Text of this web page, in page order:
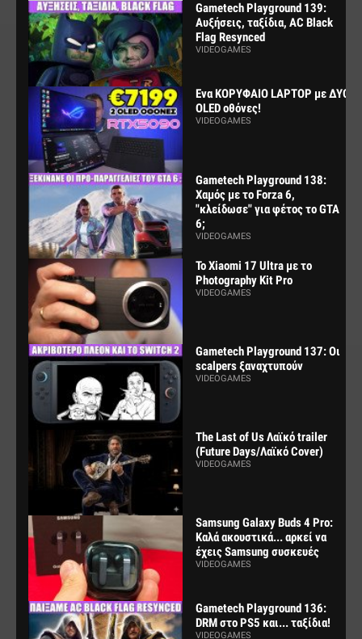
Gametech Playground 139:
Αυξήσεις, ταξίδια, AC Black
Flag Resynced
VIDEOGAMES
Ενα ΚΟΡΥΦΑΙΟ LAPTOP με ΔΥΟ
OLED οθόνες!
VIDEOGAMES
Gametech Playground 138:
Χαμός με το Forza 6,
"κλείδωσε" για φέτος το GTA
6;
VIDEOGAMES
Το Xiaomi 17 Ultra με το
Photography Kit Pro
VIDEOGAMES
Gametech Playground 137: Οι
scalpers ξαναχτυπούν
VIDEOGAMES
The Last of Us Λαϊκό trailer
(Future Days/Λαϊκό Cover)
VIDEOGAMES
Samsung Galaxy Buds 4 Pro:
Καλά ακουστικά... αρκεί να
έχεις Samsung συσκευές
VIDEOGAMES
Gametech Playground 136:
DRM στο PS5 και... ταξίδια!
VIDEOGAMES